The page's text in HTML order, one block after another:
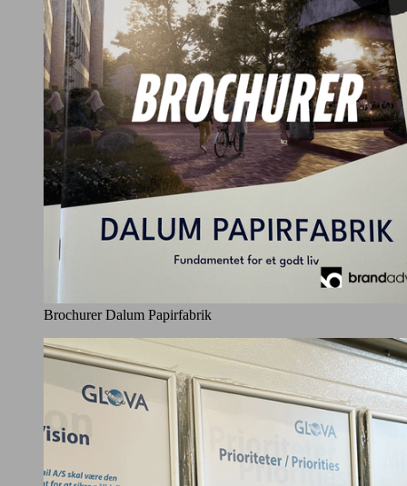
Brochurer Dalum Papirfabrik